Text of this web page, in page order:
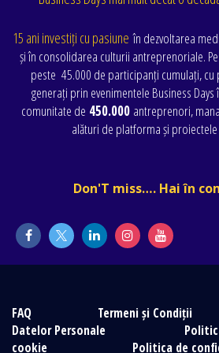
15 ani investiți cu pasiune în dezvoltarea
și în consolidarea culturii antreprenoriale.
peste 45.000 de participanți cumulați, cu
generați prin evenimentele Business
comunitate de 450.000 antreprenori,
alături de platforma și proiectele
Don'T miss…. Hai în
FAQ Termeni și Condiții
Datelor Personale
cookie
Politica de